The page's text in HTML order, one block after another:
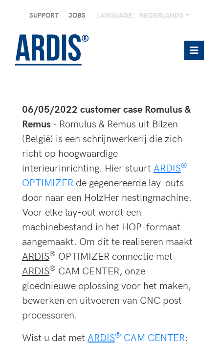
SUPPORT JOBS LANGUAGE: NEDERLANDS
06/05/2022 customer case Romulus &
Remus- Romulus & Remus uit Bilzen
(België) is een schrijnwerkerij die zich
richt op hoogwaardige
interieurinrichting. Hier stuurt ARDIS®
OPTIMIZER de gegenereerde lay-outs
door naar een HolzHer nestingmachine.
Voor elke lay-out wordt een
machinebestand in het HOP-formaat
aangemaakt. Om dit te realiseren maakt
ARDIS® OPTIMIZER connectie met
ARDIS® CAM CENTER, onze
gloednieuwe oplossing voor het maken,
bewerken en uitvoeren van CNC post
processoren.
Wist u dat met ARDIS® CAM CENTER: